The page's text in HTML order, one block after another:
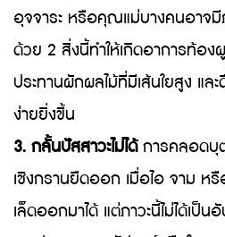
อุจจาระ หรือคุณแม่บางคนอาจมี
ด้วย 2 สิ่งนี้ทำให้เกิดอาการท้อ
ประทานผักผลไม้ที่มีเส้นใยสูง แล
ง่ายยิ่งขึ้น
3. กลั้นปัสสาวะไม่ได้การคลอดบุต
เชิงกรานยืดออก เมื่อไอ จาม หรื
เล็ดออกมาได้ แต่ภาวะนี้ไม่ได้เป็น